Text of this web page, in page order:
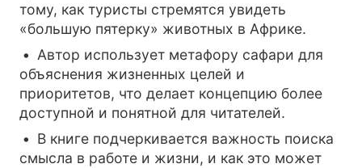
тому, как туристы стремятся увидеть
«большую пятерку» животных в Африке.
Автор использует метафору сафари для
объяснения жизненных целей и
приоритетов, что делает концепцию более
доступной и понятной для читателей.
В книге подчеркивается важность поиска
смысла в работе и жизни, и как это может